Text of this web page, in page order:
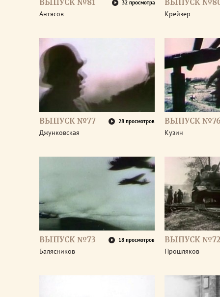
ВЫПУСК №81 32 просмотра
Антясов
ВЫПУСК
Крейзер
ВЫПУСК №77 28 просмотров
Джунковская
ВЫПУСК
Кузин
ВЫПУСК №73 18 просмотров
Балясников
ВЫПУСК №72
Прошляков